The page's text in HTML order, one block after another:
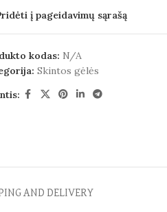
į pageidavimų sąrašą
kodas: N/A
Skintos gėlės
AND DELIVERY